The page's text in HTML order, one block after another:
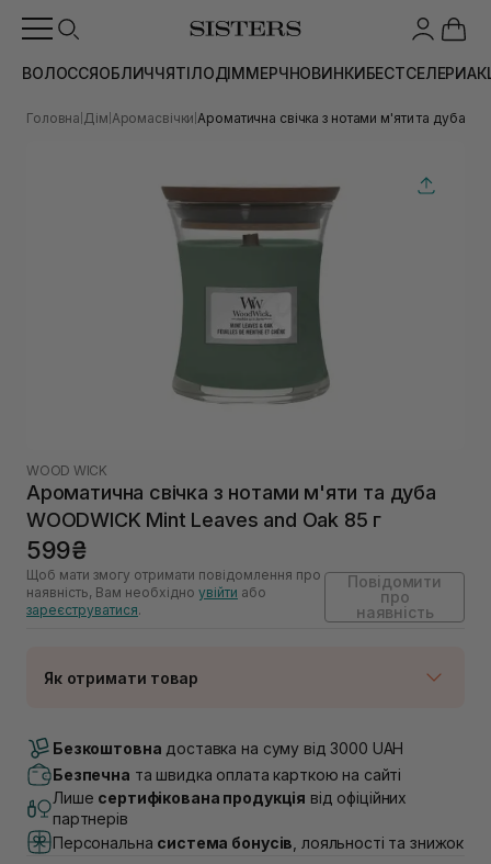
ВОЛОССЯОБЛИЧЧЯТІЛОДІММЕРЧНОВИНКИБЕСТСЕЛЕРИ
Головна Дім Аромасвічки Ароматична свічка з нотами м'яти та дуба
WOOD WICK
Ароматична свічка з нотами м'яти та дуба
WOODWICK Mint Leaves and Oak 85 г
599₴
Щоб мати змогу отримати повідомлення про
наявність, Вам необхідно увійти або
зареєструватися.
Повідомити
про
наявність
Як отримати товар
Немає в наявності!
Немає в наявності!
Самовивіз м. Львів, вул. Академіка Підстригача, 1В
(Duck’s Lake)
Немає в наявності!
Безкоштовна доставка на суму від 3000 UAH
Безпечна та швидка оплата карткою на сайті
Лише сертифікована продукція від офіційних
партнерів
Персональна система бонусів , лояльності та знижок